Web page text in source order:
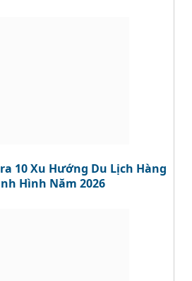
10 Xu Hướng Du Lịch Hàng
Hình Năm 2026